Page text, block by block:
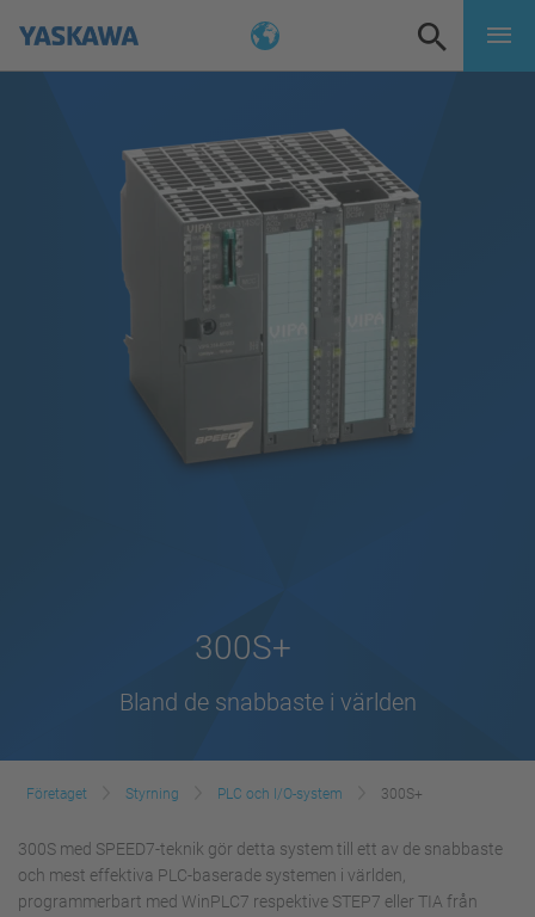
300S+
Bland de snabbaste i världen
Företaget Styrning PLC och I/O-system 300S+
300S med SPEED7-teknik gör detta system till ett av de snabbaste
och mest effektiva PLC-baserade systemen i världen,
programmerbart med WinPLC7 respektive STEP7 eller TIA från